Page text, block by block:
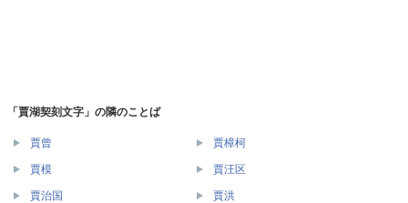
「賈湖契刻文字」の隣のことば
賈曾 賈樟柯
賈模 賈汪区
賈治国 賈洪